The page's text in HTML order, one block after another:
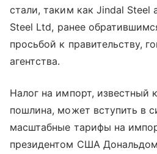
стали, таким как Jindal Steel
Steel Ltd, ранее
просьбой к правительству,
агентства.
Налог на импорт, известный
пошлина, может вступить в
масштабные тарифы на
президентом США